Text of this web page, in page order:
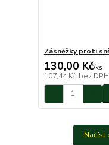
Zásněžky proti
130,00 Kč/ks
107,44 Kč bez DPH
Načíst